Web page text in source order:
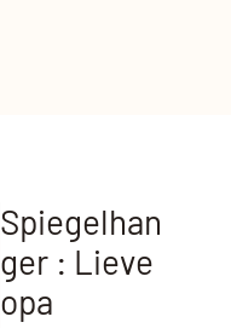
Spiegelhan
ger : Lieve
opa